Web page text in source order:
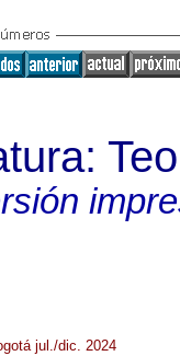
jul./dic. 2024